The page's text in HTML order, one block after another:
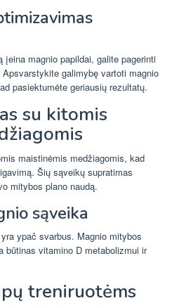
magnio papildai, galite pagerinti
galimybę vartoti magnio
pasiektumėte geriausių rezultatų.
su kitomis
maistinėmis medžiagomis, kad
Šių sąveikų supratimas
mitybos plano naudą.
sąveika
ypač svarbus. Magnio mitybos
būtinas vitamino D metabolizmui ir
treniruotėms